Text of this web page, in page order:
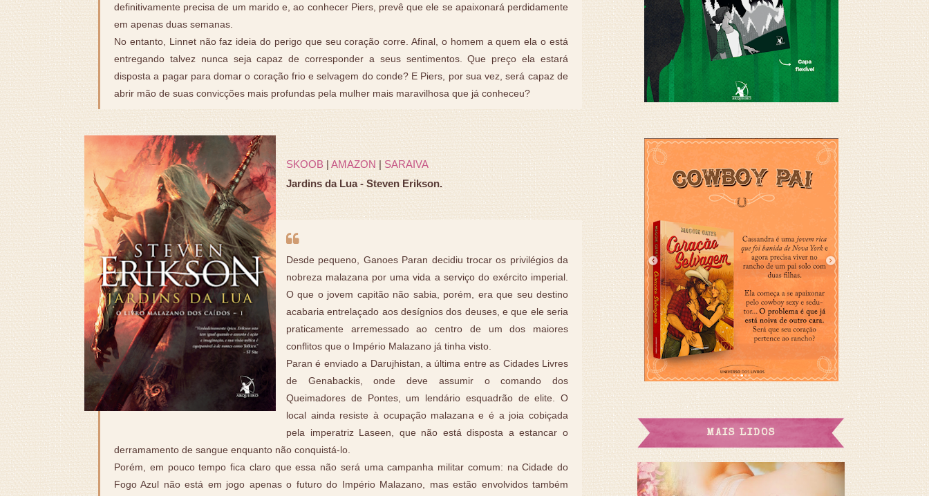
definitivamente precisa de um marido e, ao conhecer Piers, prevê que ele se apaixonará perdidamente
em apenas duas semanas.
No entanto, Linnet não faz ideia do perigo que seu coração corre. Afinal, o homem a quem ela o está
entregando talvez nunca seja capaz de corresponder a seus sentimentos. Que preço ela estará
disposta a pagar para domar o coração frio e selvagem do conde? E Piers, por sua vez, será capaz de
abrir mão de suas convicções mais profundas pela mulher mais maravilhosa que já conheceu?
SKOOB|AMAZON |SARAIVA
Jardins da Lua - Steven Erikson.
Desde pequeno, Ganoes Paran decidiu trocar os privilégios da
nobreza malazana por uma vida a serviço do exército imperial.
O que o jovem capitão não sabia, porém, era que seu destino
acabaria entrelaçado aos desígnios dos deuses, e que ele seria
praticamente arremessado ao centro de um dos maiores
conflitos que o Império Malazano já tinha visto.
Paran é enviado a Darujhistan, a última entre as Cidades Livres
de Genabackis, onde deve assumir o comando dos
Queimadores de Pontes, um lendário esquadrão de elite. O
local ainda resiste à ocupação malazana e é a joia cobiçada
pela imperatriz Laseen, que não está disposta a estancar o
derramamento de sangue enquanto não conquistá-lo.
Porém, em pouco tempo fica claro que essa não será uma campanha militar comum: na Cidade do
Fogo Azul não está em jogo apenas o futuro do Império Malazano, mas estão envolvidos também
MAIS LIDOS